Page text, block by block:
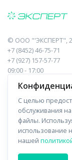
© ООО "'ЭКСПЕРТ",
+7 (8452) 46-75-71
+7 (927) 157-57-77
09:00 - 17:00
410017, Саратов,
Навигация
Прайс-лист
Отзывы
С целью
обслуживания
файлы.
использование
нашей